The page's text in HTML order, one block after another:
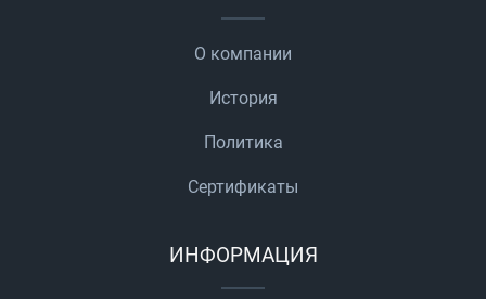
О компании
История
Политика
Сертификаты
ИНФОРМАЦИЯ